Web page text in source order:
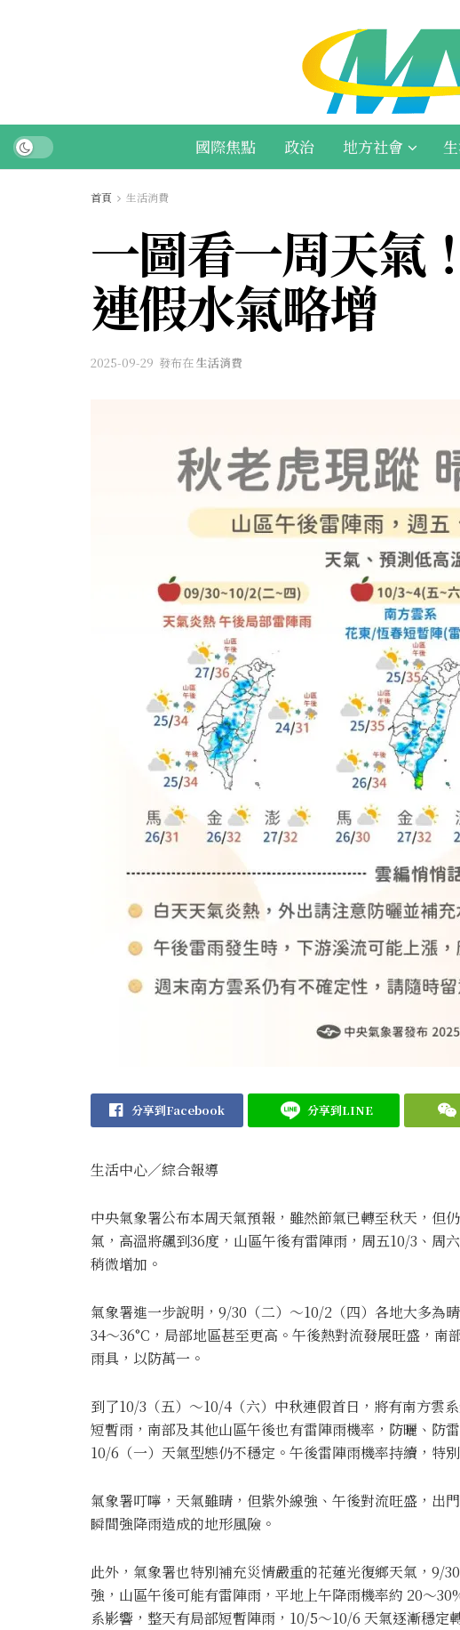
國際焦點 政治 地方社會
首頁 生活消費
一圖看一周天氣
連假水氣略增
2025-09-29 發布在生活消費
分享到Facebook 分享到LINE
生活中心／綜合報導
中央氣象署公布本周天氣預報，雖然節氣已轉至秋天，但
氣，高溫將飆到36度，山區午後有雷陣雨，周五10/3、周
稍微增加。
氣象署進一步說明，9/30（二）～10/2（四）各地大多為
34～36°C，局部地區甚至更高。午後熱對流發展旺盛，
雨具，以防萬一。
到了10/3（五）～10/4（六）中秋連假首日，將有南方雲
短暫雨，南部及其他山區午後也有雷陣雨機率，防曬、防
10/6（一）天氣型態仍不穩定。午後雷陣雨機率持續，特
氣象署叮嚀，天氣雖晴，但紫外線強、午後對流旺盛，出
瞬間強降雨造成的地形風險。
此外，氣象署也特別補充災情嚴重的花蓮光復鄉天氣，9/
強，山區午後可能有雷陣雨，平地上午降雨機率約 20～
系影響，整天有局部短暫陣雨，10/5～10/6 天氣逐漸穩